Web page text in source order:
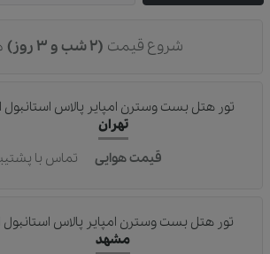
شروع قیمت (2 شب و 3 روز)
تور هتل بست وسترن امپایر پالاس استانبول
تهران
قیمت هوایی تماس با
تور هتل بست وسترن امپایر پالاس استانبول
مشهد